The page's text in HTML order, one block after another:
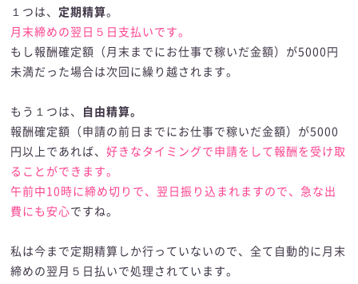
１つは、 定期精算。
月末締めの翌日５日支払いです。
もし報酬確定額（月末までにお仕事で稼いだ金額）が5000円
未満だった場合は次回に繰り越されます。
もう１つは、
自由精算。
報酬確定額（申請の前日までにお仕事で稼いだ金額）が5000
円以上であれば、好きなタイミングで申請をして報酬を受け取
ることができます。
午前中10時に締め切りで、翌日振り込まれますので、急な出
費にも安心ですね。
私は今まで定期精算しか行っていないので、全て自動的に月末
締めの翌月５日払いで処理されています。